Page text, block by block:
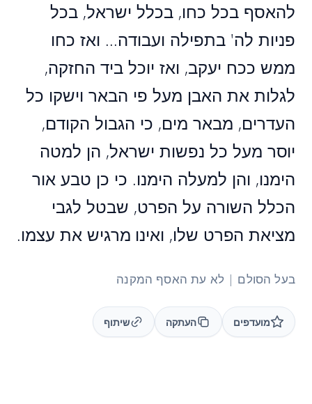
להאסף בכל כחו, בכלל ישראל, בכל
פניות לה' בתפילה ועבודה... ואז כחו
ממש ככח יעקב, ואז יוכל ביד החזקה,
לגלות את האבן מעל פי הבאר וישקו כל
העדרים, מבאר מים, כי הגבול הקודם,
יוסר מעל כל נפשות ישראל, הן למטה
הימנו, והן למעלה הימנו. כי כן טבע אור
הכלל השורה על הפרט, שבטל לגבי
מציאת הפרט שלו, ואינו מרגיש את עצמו.
בעל הסולם | לא עת האסף המקנה
מועדפים העתקה שיתוף